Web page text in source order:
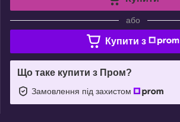
або
Купити з
Що таке купити з Пром?
Замовлення під захистом